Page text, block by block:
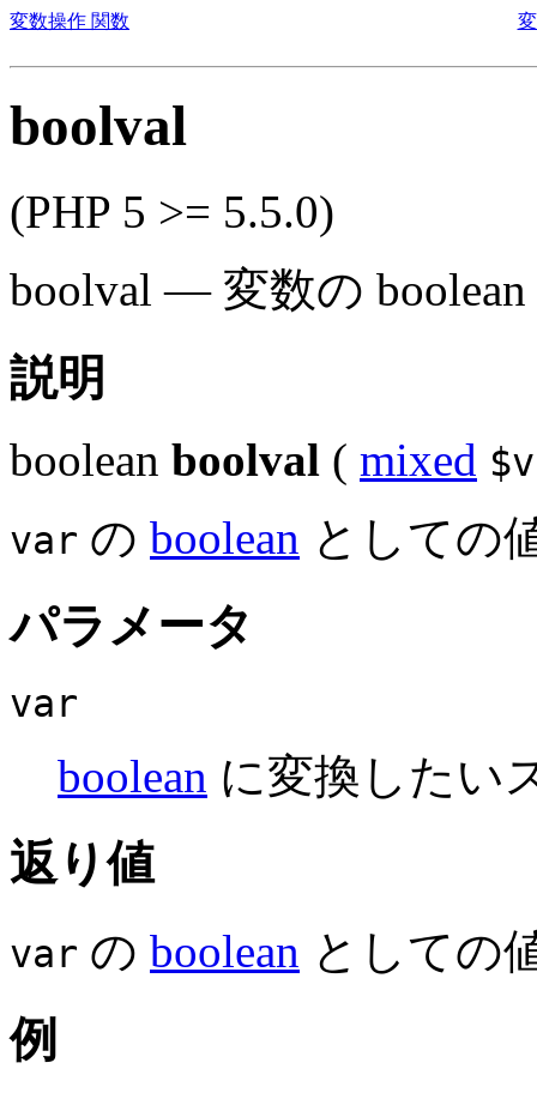
変数操作 関数
boolval
(PHP 5 >= 5.5.0)
boolval — 変数の
説明
boolean boolval ( mixed
var の boolean としての
パラメータ
var
boolean に変換したい
返り値
var の boolean としての
例